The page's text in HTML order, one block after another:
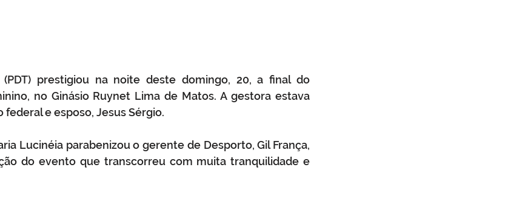
prestigiou na noite deste domingo, 20, a final do
no Ginásio Ruynet Lima de Matos. A gestora estava
e esposo, Jesus Sérgio.
Lucinéia parabenizou o gerente de Desporto, Gil França,
do evento que transcorreu com muita tranquilidade e